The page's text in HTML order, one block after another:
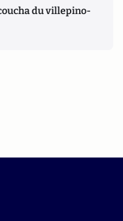
du villepino-